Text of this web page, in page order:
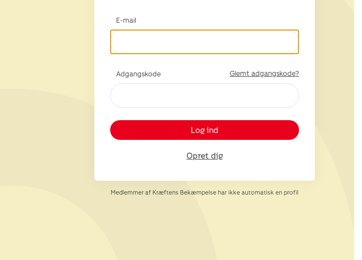
E-mail
Adgangskode Glemt adgangskode?
Log ind
Opret dig
Medlemmer af Kræftens Bekæmpelse har ikke automatisk en profil